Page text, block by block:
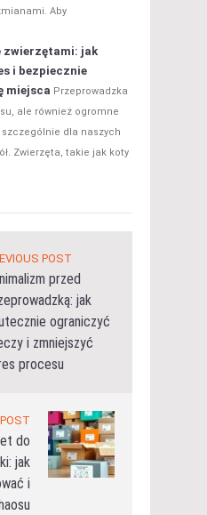
Aby
zwierzętami: jak
i bezpiecznie
miejsca Przeprowadzka
ale również ogromne
dla naszych
Zwierzęta, takie jak koty
POST
przed
jak
ograniczyć
i zmniejszyć
procesu
do
jak
i